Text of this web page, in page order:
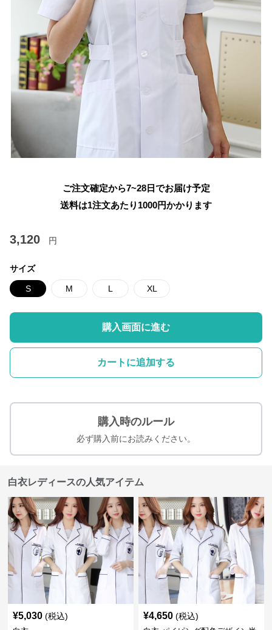
ご注文確定から7~28日でお届け予定
送料は1注文あたり 1000円かかります
3,120 円
サイズ
S M L XL
購入画面に進む
カートに追加する
購入時のルール
必ず購入前にお読みください。
白衣レディースの人気アイテム
¥5,030 (税込) ¥4,650 (税込)